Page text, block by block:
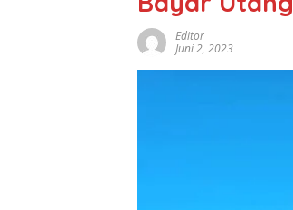
Editor
Juni 2, 2023